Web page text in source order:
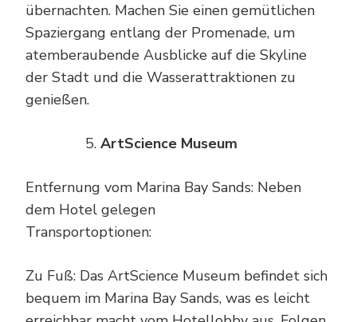
übernachten. Machen Sie einen gemütlichen
Spaziergang entlang der Promenade, um
atemberaubende Ausblicke auf die Skyline
der Stadt und die Wasserattraktionen zu
genießen.
ArtScience Museum
Entfernung vom Marina Bay Sands: Neben
dem Hotel gelegen
Transportoptionen:
Zu Fuß: Das ArtScience Museum befindet sich
bequem im Marina Bay Sands, was es leicht